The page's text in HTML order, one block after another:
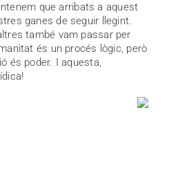
que arribats a aquest
ganes de seguir llegint.
també vam passar per
és un procés lògic, però
és poder. I aquesta,